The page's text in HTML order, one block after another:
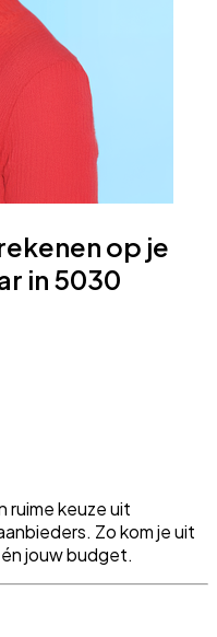
op je
in 5030
ruime keuze uit
Zo kom je uit
jouw budget.